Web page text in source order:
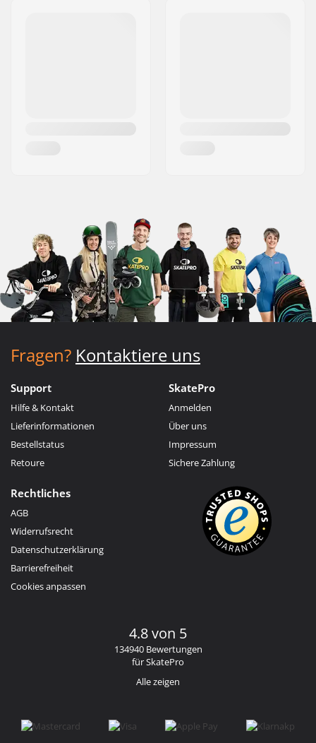
Fragen? Kontaktiere uns
Support
Hilfe & Kontakt
Lieferinformationen
Bestellstatus
Retoure
SkatePro
Anmelden
Über uns
Impressum
Sichere Zahlung
Rechtliches
AGB
Widerrufsrecht
Datenschutzerklärung
Barrierefreiheit
Cookies anpassen
4.8 von 5
134940 Bewertungen
für SkatePro
Alle zeigen